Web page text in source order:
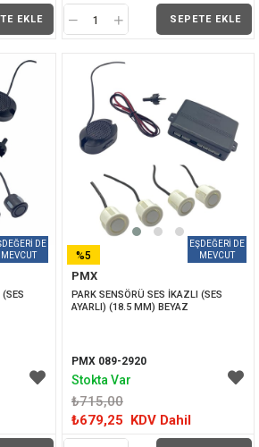
EKLE SEPETE EKLE
PMX
PARK SENSÖRÜ SES İKAZLI (SES
AYARLI) (18.5 MM) BEYAZ
PMX 089-2920
₺715,00
₺679,25 KDV Dahil
%5
İNDIRIM
Stokta Var